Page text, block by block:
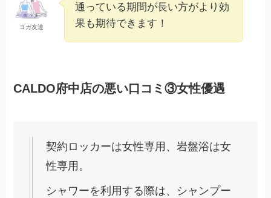
ヨガ友達
通っている期間が長い方がより効
果も期待できます！
CALDO府中店の悪い口コミ③女性優遇
契約ロッカーは女性専用、岩盤浴は女
性専用。
シャワーを利用する際は、シャンプー